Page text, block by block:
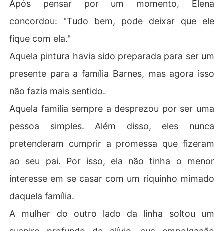
Após pensar por um momento, Elena
concordou: "Tudo bem, pode deixar que ele
fique com ela."
Aquela pintura havia sido preparada para ser um
presente para a família Barnes, mas agora isso
não fazia mais sentido.
Aquela família sempre a desprezou por ser uma
pessoa simples. Além disso, eles nunca
pretenderam cumprir a promessa que fizeram
ao seu pai. Por isso, ela não tinha o menor
interesse em se casar com um riquinho mimado
daquela família.
A mulher do outro lado da linha soltou um